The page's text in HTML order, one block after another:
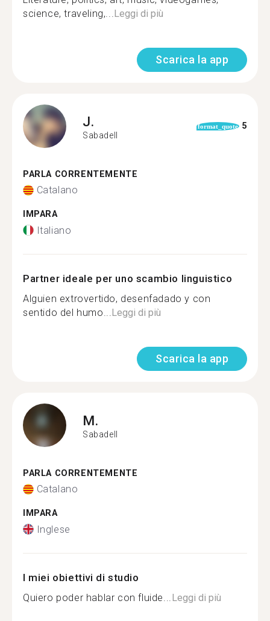
science, traveling,... Leggi di più
Scarica la app
J.
Sabadell
format_quote 5
PARLA CORRENTEMENTE
Catalano
IMPARA
Italiano
Partner ideale per uno scambio linguistico
Alguien extrovertido, desenfadado y con
sentido del humo... Leggi di più
Scarica la app
M.
Sabadell
PARLA CORRENTEMENTE
Catalano
IMPARA
Inglese
I miei obiettivi di studio
Quiero poder hablar con fluide... Leggi di più